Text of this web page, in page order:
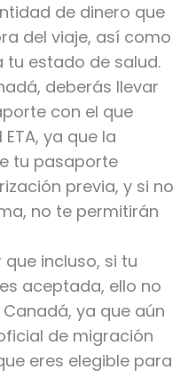
de dinero que
del viaje, así como
estado de salud.
deberás llevar
con el que
ya que la
tu pasaporte
previa, y si no
no te permitirán
incluso, si tu
aceptada, ello no
ya que aún
de migración
eres elegible para